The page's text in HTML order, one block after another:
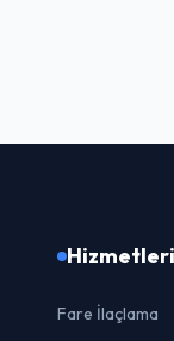
Fare İlaçlama